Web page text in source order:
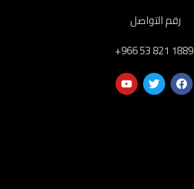
رقم التواصل
‎+966 53 821 1889